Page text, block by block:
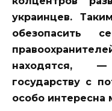
украинцев.
обезопасить
находятся,
государству с
особо интересна